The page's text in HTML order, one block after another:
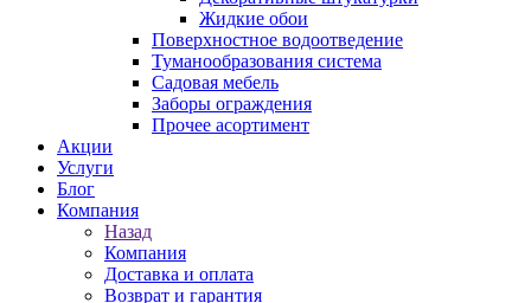
Жидкие обои
Поверхностное водоотведение
Туманообразования система
Садовая мебель
Заборы ограждения
Прочее асортимент
Акции
Услуги
Блог
Компания
Назад
Компания
Доставка и оплата
Возврат и гарантия